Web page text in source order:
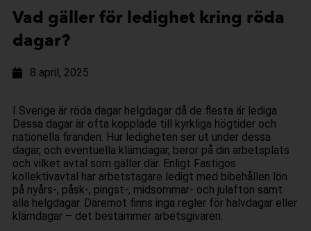
Vad gäller för ledighet kring röda
dagar?
8 april, 2025
I Sverige är röda dagar helgdagar då de flesta är lediga.
Dessa dagar är ofta kopplade till kyrkliga högtider och
nationella firanden. Hur ledigheten ser ut under dessa
dagar, och eventuella klämdagar, beror på din arbetsplats
och vilket avtal som gäller där. Enligt Fastigos
kollektivavtal har arbetstagare ledigt med bibehållen lön
på nyårs-, påsk-, pingst-, midsommar- och julafton samt
alla helgdagar. Däremot finns inga regler för halvdagar eller
klämdagar – det bestämmer arbetsgivaren.